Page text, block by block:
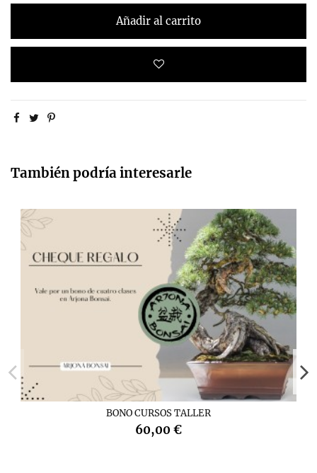
Añadir al carrito
También podría interesarle
BONO CURSOS TALLER
60,00 €